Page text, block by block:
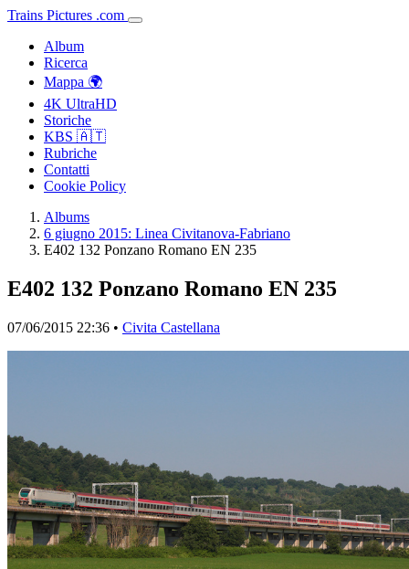
Trains Pictures .com
Album
Ricerca
Mappa 🌍
4K UltraHD
Storiche
KBS 🇦🇹
Rubriche
Contatti
Cookie Policy
Albums
6 giugno 2015: Linea Civitanova-Fabriano
E402 132 Ponzano Romano EN 235
E402 132 Ponzano Romano EN 235
07/06/2015 22:36 • Civita Castellana